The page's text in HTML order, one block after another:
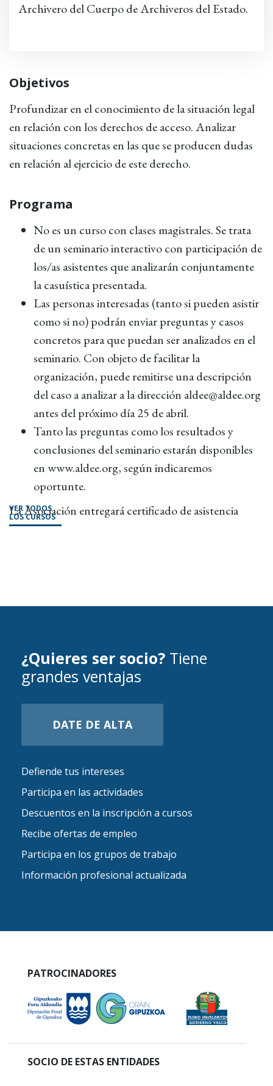
Archivero del Cuerpo de Archiveros del Estado.
Objetivos
Profundizar en el conocimiento de la situación legal
en relación con los derechos de acceso. Analizar
situaciones concretas en las que se producen dudas
en relación al ejercicio de este derecho.
Programa
No es un curso con clases magistrales. Se trata
de un seminario interactivo con participación de
los/as asistentes que analizarán conjuntamente
la casuística presentada.
Las personas interesadas (tanto si pueden asistir
como si no) podrán enviar preguntas y casos
concretos para que puedan ser analizados en el
seminario. Con objeto de facilitar la
organización, puede remitirse una descripción
del caso a analizar a la dirección aldee@aldee.org
antes del próximo día 25 de abril.
Tanto las preguntas como los resultados y
conclusiones del seminario estarán disponibles
en www.aldee.org, según indicaremos
oportunte.
La Asociación entregará certificado de asistencia
VER TODOS
LOS CURSOS
¿Quieres ser socio? Tiene
grandes ventajas
DATE DE ALTA
Defiende tus intereses
Participa en las actividades
Descuentos en la inscripción a cursos
Recibe ofertas de empleo
Participa en los grupos de trabajo
Información profesional actualizada
PATROCINADORES
SOCIO DE ESTAS ENTIDADES